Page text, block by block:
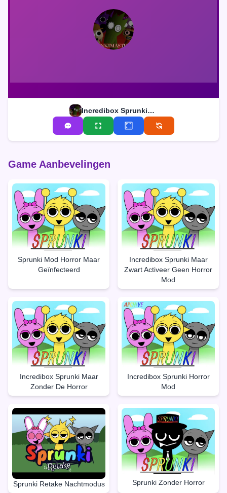
Incredibox Sprunkimastered Sprunki Remastered Horror Sprites
Game Aanbevelingen
Sprunki Mod Horror Maar
Geïnfecteerd
Incredibox Sprunki Maar
Zwart Activeer Geen Horror
Mod
Incredibox Sprunki Maar
Zonder De Horror
Incredibox Sprunki Horror
Mod
Sprunki Retake Nachtmodus Sprunki Zonder Horror